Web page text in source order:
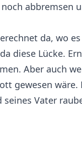
abbremsen
da, wo
diese Lücke.
Aber auch
gewesen wäre.
Vater